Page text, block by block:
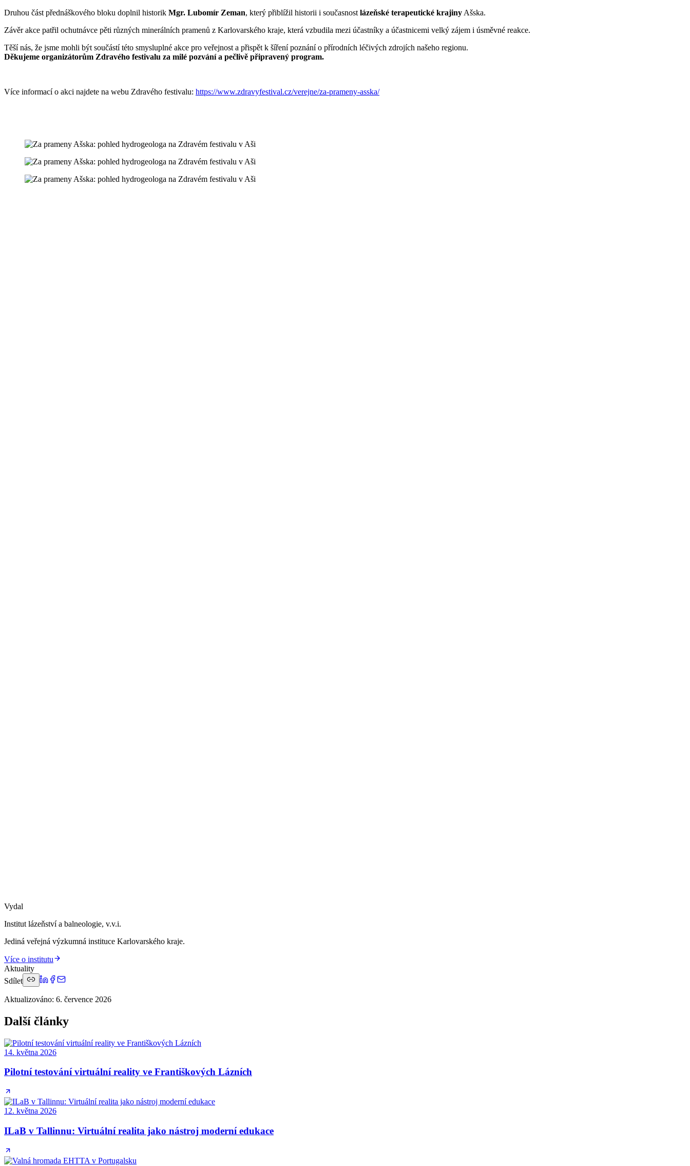
Druhou část přednáškového bloku doplnil historik Mgr. Lubomír Zeman, který přiblížil historii i současnost lázeňské terapeutické krajiny Ašska.
Závěr akce patřil ochutnávce pěti různých minerálních pramenů z Karlovarského kraje, která vzbudila mezi účastníky a účastnicemi velký zájem i úsměvné reakce.
Těší nás, že jsme mohli být součástí této smysluplné akce pro veřejnost a přispět k šíření poznání o přírodních léčivých zdrojích našeho regionu.
Děkujeme organizátorům Zdravého festivalu za milé pozvání a pečlivě připravený program.
Více informací o akci najdete na webu Zdravého festivalu: https://www.zdravyfestival.cz/verejne/za-prameny-asska/
Vydal
Institut lázeňství a balneologie, v.v.i.
Jediná veřejná výzkumná instituce Karlovarského kraje.
Více o institutu
Aktuality
Sdílet
Aktualizováno: 6. července 2026
Další články
14. května 2026
Pilotní testování virtuální reality ve Františkových Lázních
12. května 2026
ILaB v Tallinnu: Virtuální realita jako nástroj moderní edukace